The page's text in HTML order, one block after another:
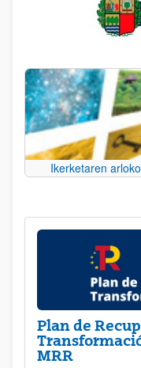
Ikerketaren
Plan de
MRR